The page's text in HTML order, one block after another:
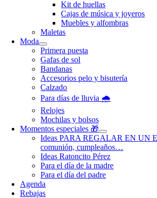
Kit de huellas
Cajas de música y joyeros
Muebles y alfombras
Maletas
Moda
Primera puesta
Gafas de sol
Bandanas
Accesorios pelo y bisutería
Calzado
Para días de lluvia 🌧️
Relojes
Mochilas y bolsos
Momentos especiales 🎁
Ideas PARA REGALAR EN UN
comunión, cumpleaños…
Ideas Ratoncito Pérez
Para el día de la madre
Para el día del padre
Agenda
Rebajas